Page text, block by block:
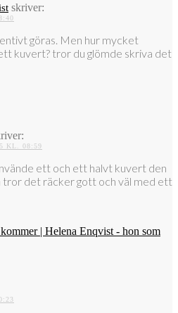
skriver:
göras. Men hur mycket
kuvert? tror du glömde skriva det
KL. 08:59
ett och ett halvt kuvert den
tror det räcker gott och väl med ett
| Helena Enqvist - hon som